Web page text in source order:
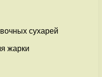
сухарей
жарки